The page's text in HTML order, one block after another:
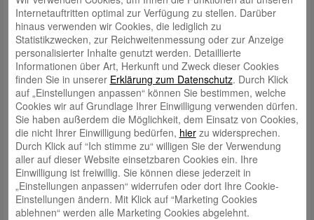
etwas Besonderes zu machen“ , fügteSimone Naumann, Präsidentin
desInner Wheel Clubs Kaiserslautern, hinzu.
„Es liegt uns am Herzen, soziales Engagement in unserer Region zu
fördern“, erklärte unsere Marketingleiterin Andrea Brunnett.
Wohin das Geld fließt
Die gesammelten Mittel wurden in diesem Jahr an folgende
Einrichtungen und Projekte verteilt:
Mehrgenerationenhaus Ramstein‑Miesenbach– Gemeinschafts‑
und Betreuungsangebote
Verein Lichtblick e.V. Kaiserslautern – Soziale Initiativen
Verein Mama/Papa hat Krebs Kaiserslautern e.V.– Familienhilfe
bei Krebserkrankungen
Internetauftritten optimal zur Verfügung zu stellen. Darüber
hinaus verwenden wir Cookies, die lediglich zu
Statistikzwecken, zur Reichweitenmessung oder zur Anzeige
personalisierter Inhalte genutzt werden. Detaillierte
Informationen über Art, Herkunft und Zweck dieser Cookies
finden Sie in unserer Erklärung zum Datenschutz. Durch Klick
auf „Einstellungen anpassen“ können Sie bestimmen, welche
Cookies wir auf Grundlage Ihrer Einwilligung verwenden dürfen.
Sie haben außerdem die Möglichkeit, dem Einsatz von Cookies,
die nicht Ihrer Einwilligung bedürfen, hierzu widersprechen.
Durch Klick auf “Ich stimme zu“ willigen Sie der Verwendung
aller auf dieser Website einsetzbaren Cookies ein. Ihre
Einwilligung ist freiwillig. Sie können diese jederzeit in
„Einstellungen anpassen“ widerrufen oder dort Ihre Cookie-
Einstellungen ändern. Mit Klick auf “Marketing Cookies
ablehnen“ werden alle Marketing Cookies abgelehnt.